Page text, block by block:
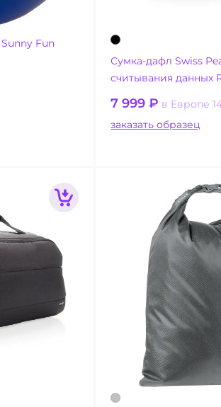
Fun
Сумка-дафл Swiss
считывания данных
7 999 ₽ в Европе
заказать образец